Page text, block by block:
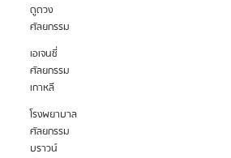
ดูดวง
ศัลยกรรม
เอเจนซี่
ศัลยกรรม
เกาหลี
โรงพยาบาล
ศัลยกรรม
บราวน์